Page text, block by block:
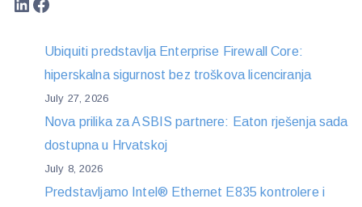
Ubiquiti predstavlja Enterprise Firewall Core:
hiperskalna sigurnost bez troškova licenciranja
July 27, 2026
Nova prilika za ASBIS partnere: Eaton rješenja sada
dostupna u Hrvatskoj
July 8, 2026
Predstavljamo Intel® Ethernet E835 kontrolere i